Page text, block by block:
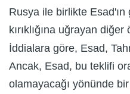
Rusya ile birlikte
kırıklığına uğrayan
İddialara göre, Esad,
Ancak, Esad, bu teklifi
olamayacağı yönünde